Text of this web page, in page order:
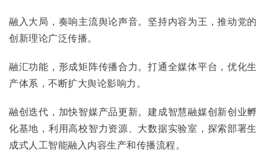
融入大局，奏响主流舆论声音。坚持内容为王，推动党的
创新理论广泛传播。
融汇功能，形成矩阵传播合力。打通全媒体平台，优化生
产体系，不断扩大舆论影响力。
融创迭代，加快智媒产品更新。建成智慧融媒创新创业孵
化基地，利用高校智力资源、大数据实验室，探索部署生
成式人工智能融入内容生产和传播流程。